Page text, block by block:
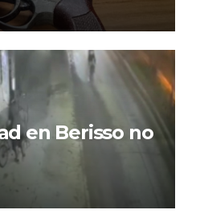
en Berisso no